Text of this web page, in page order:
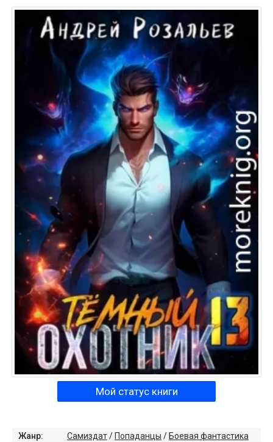
Мой статус книги
Жанр: Самиздат/ Попаданцы / Боевая фантастика